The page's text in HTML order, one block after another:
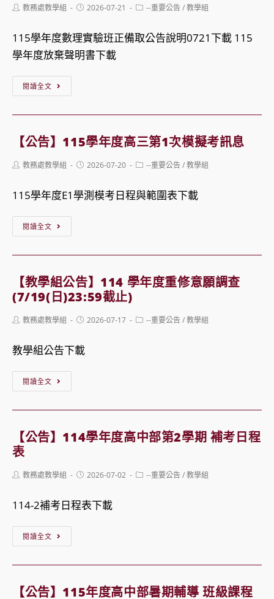
公
告
時
覽
【科
陸
續
增】
實
驗
高
學
115
學
度
年
級
數
理
實
驗
班
正
取
名
單
Post教務處教學組
Post2026-07-21
Post--重要公告/教學組
115學年度數理實驗班正備取公告說明0721下載 115
學年度放棄聲明書下載
閱讀全文
國
立
科
實
驗
高
級
中
學
115
年
數
理
實
驗
遴
作
說
明
【公告】115學年度高三第1次模擬考訊息
Post教務處教學組
Post2026-07-20
Post--重要公告/教學組
115學年度E1學測模考日程與範圍表下載
閱讀全文
115
學
年
高
三
次
模
擬
息
【教學組公告】114 學年度重修意願調查
(7/19(日)23:59截止)
Post教務處教學組
Post2026-07-17
Post--重要公告/教學組
教學組公告下載
閱讀全文
組
公
告】
學
年
修
意
願
【公告】114學年度高中部第2學期 補考日程
表
Post教務處教學組
Post2026-07-02
Post--重要公告/教學組
114-2補考日程表下載
閱讀全文
114
學
【公告】115年度高中部暑期輔導 班級課程